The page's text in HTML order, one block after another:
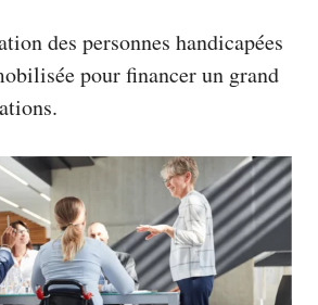
des personnes handicapées
pour financer un grand